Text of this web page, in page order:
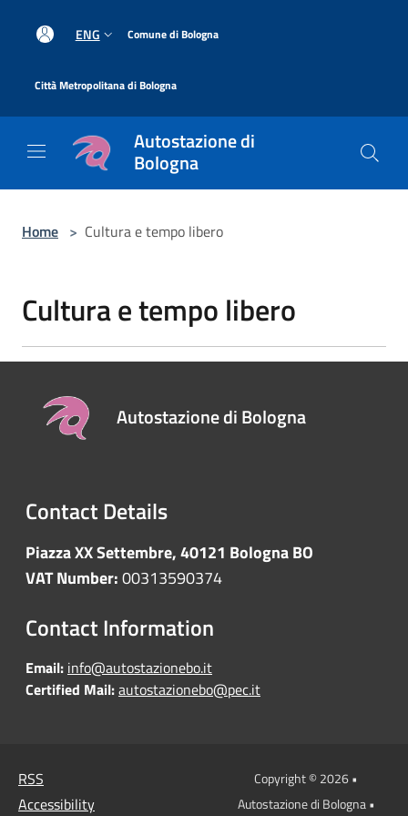
ENG Comune di Bologna
Città Metropolitana di Bologna
Autostazione di
Bologna
Home > Cultura e tempo libero
Cultura e tempo libero
Autostazione di Bologna
Contact Details
Piazza XX Settembre, 40121 Bologna BO
VAT Number:00313590374
Contact Information
Email: info@autostazionebo.it
Certified Mail:autostazionebo@pec.it
RSS
Accessibility
Copyright © 2026 •
Autostazione di Bologna •